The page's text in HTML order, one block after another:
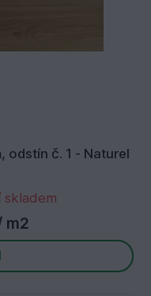
odstín č. 1 - Naturel
skladem
m2